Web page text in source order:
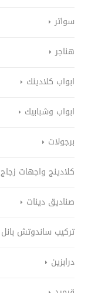
سواتر
هناجر
ابواب كلادينك
ابواب وشبابيك
برجولات
كلادينج واجهات زجاج
صناديق دينات
تركيب ساندوتش بانل
درابزين